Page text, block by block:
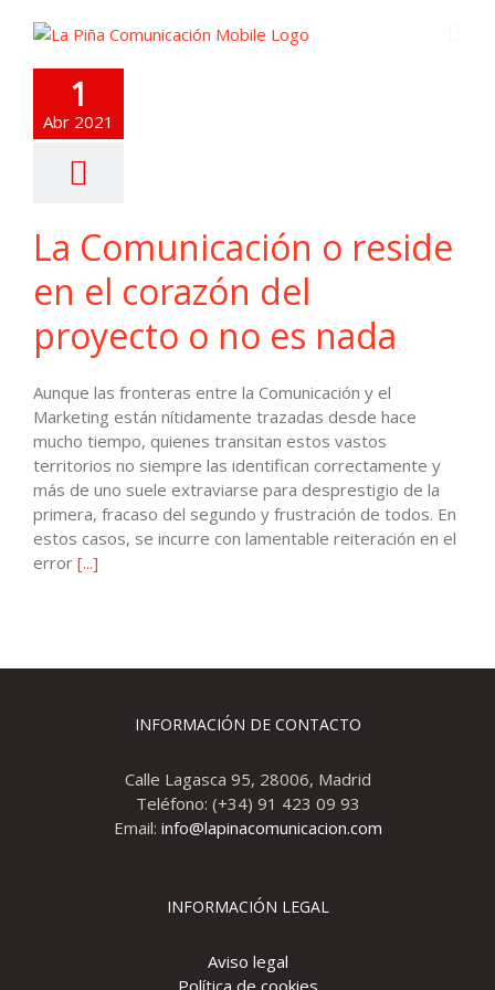
1
Abr 2021
La Comunicación o reside
en el corazón del
proyecto o no es nada
Aunque las fronteras entre la Comunicación y el
Marketing están nítidamente trazadas desde hace
mucho tiempo, quienes transitan estos vastos
territorios no siempre las identifican correctamente y
más de uno suele extraviarse para desprestigio de la
primera, fracaso del segundo y frustración de todos. En
estos casos, se incurre con lamentable reiteración en el
error [...]
INFORMACIÓN DE CONTACTO
Calle Lagasca 95, 28006, Madrid
Teléfono: (+34) 91 423 09 93
Email: info@lapinacomunicacion.com
INFORMACIÓN LEGAL
Aviso legal
Política de cookies